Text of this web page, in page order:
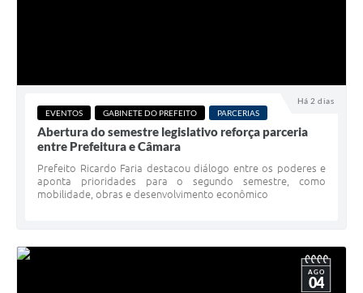
Há 2 dias
EVENTOS GABINETE DO PREFEITO PARCERIAS
Abertura do semestre legislativo reforça parceria
entre Prefeitura e Câmara
Prefeito Ricardo Faria destacou diálogo entre os poderes e
aponta prioridades para o segundo semestre, como
mobilidade, obras e desenvolvimento econômico
AGO
04